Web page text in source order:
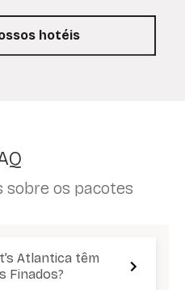
hotéis
sobre os pacotes
Atlantica têm
Finados?